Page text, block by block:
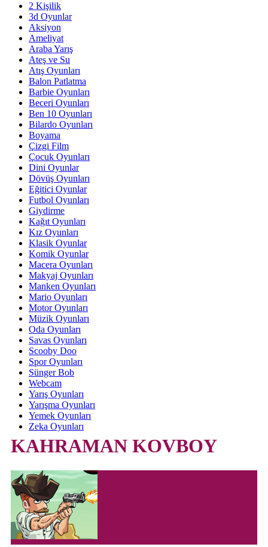
2 Kişilik
3d Oyunlar
Aksiyon
Ameliyat
Araba Yarış
Ateş ve Su
Atış Oyunları
Balon Patlatma
Barbie Oyunları
Beceri Oyunları
Ben 10 Oyunları
Bilardo Oyunları
Boyama
Çizgi Film
Çocuk Oyunları
Dini Oyunlar
Dövüş Oyunları
Eğitici Oyunlar
Futbol Oyunları
Giydirme
Kağıt Oyunları
Kız Oyunları
Klasik Oyunlar
Komik Oyunlar
Macera Oyunları
Makyaj Oyunları
Manken Oyunları
Mario Oyunları
Motor Oyunları
Müzik Oyunları
Oda Oyunları
Savas Oyunları
Scooby Doo
Spor Oyunları
Sünger Bob
Webcam
Yarış Oyunları
Yarışma Oyunları
Yemek Oyunları
Zeka Oyunları
KAHRAMAN KOVBOY